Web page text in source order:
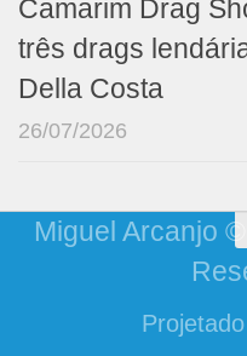
Camarim Drag
três drags
Della Costa
26/07/2026
Miguel Arcanjo